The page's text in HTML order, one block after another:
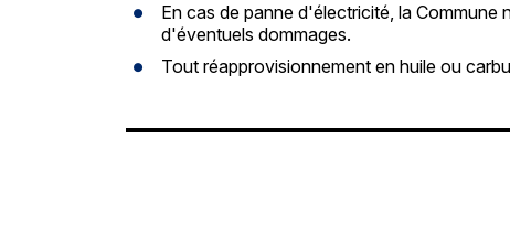
En cas de panne d'électricité, la Commune
d'éventuels dommages.
Tout réapprovisionnement en huile ou